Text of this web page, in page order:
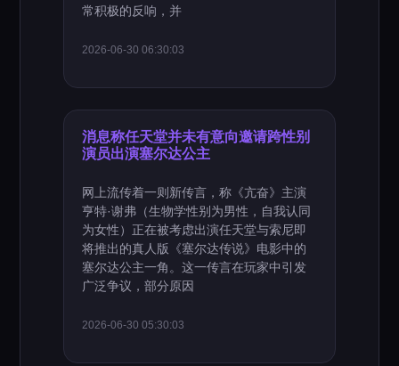
常积极的反响，并
2026-06-30 06:30:03
消息称任天堂并未有意向邀请跨性别
演员出演塞尔达公主
网上流传着一则新传言，称《亢奋》主演
亨特·谢弗（生物学性别为男性，自我认同
为女性）正在被考虑出演任天堂与索尼即
将推出的真人版《塞尔达传说》电影中的
塞尔达公主一角。这一传言在玩家中引发
广泛争议，部分原因
2026-06-30 05:30:03